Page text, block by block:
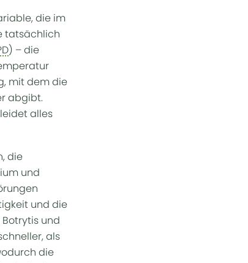
die im
tatsächlich
) – die
mit dem die
abgibt.
alles
die
und
und die
und
als
die